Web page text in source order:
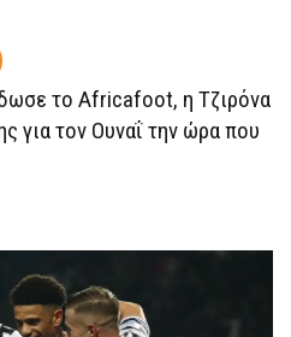
ΓΙΑ το Africafoot, η Τζιρόνα
για τον Ουναΐ την ώρα που